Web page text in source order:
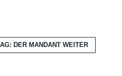
DER MANDANT WEITER